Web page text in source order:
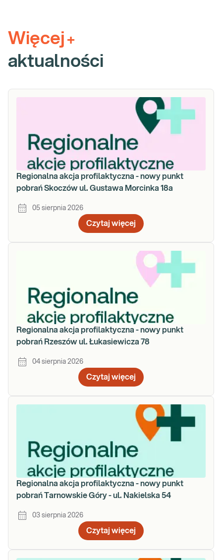
Więcej +
aktualności
Regionalna akcja profilaktyczna - nowy punkt
pobrań Skoczów ul. Gustawa Morcinka 18a
05 sierpnia 2026
Czytaj więcej
Regionalna akcja profilaktyczna - nowy punkt
pobrań Rzeszów ul. Łukasiewicza 78
04 sierpnia 2026
Czytaj więcej
Regionalna akcja profilaktyczna - nowy punkt
pobrań Tarnowskie Góry - ul. Nakielska 54
03 sierpnia 2026
Czytaj więcej